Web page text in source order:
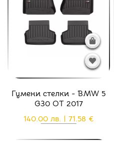
Гумени стелки - BMW 5
G30 ОТ 2017
140.00 лв. | 71.58 €